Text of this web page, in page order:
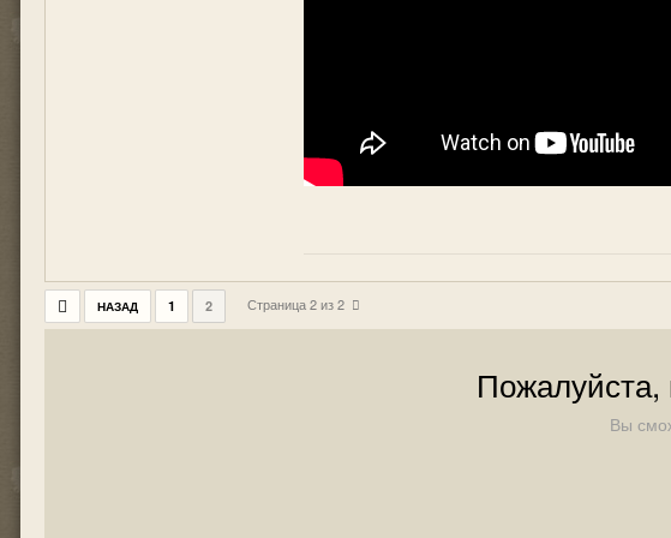
НАЗАД 1 2 Страница 2 из 2
Пожалуйста,
Вы